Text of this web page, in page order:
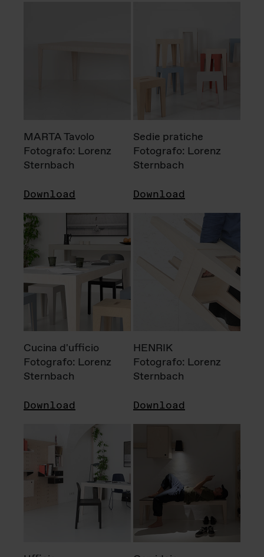
MARTA Tavolo
Fotografo: Lorenz
Sternbach
Download
Sedie pratiche
Fotografo: Lorenz
Sternbach
Download
Cucina d'ufficio
Fotografo: Lorenz
Sternbach
Download
HENRIK
Fotografo: Lorenz
Sternbach
Download